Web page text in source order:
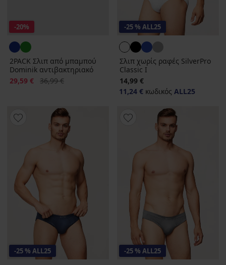
-20%
2PACK Σλιπ από μπαμπού
Dominik αντιβακτηριακό
Έκπτωση
29,59 € Αρχική τιμή
36,99 €
-25 % ALL25
Σλιπ χωρίς ραφές SilverPro
Classic I
14,99 €
11,24 € κωδικός ALL25
-25 % ALL25 -25 % ALL25